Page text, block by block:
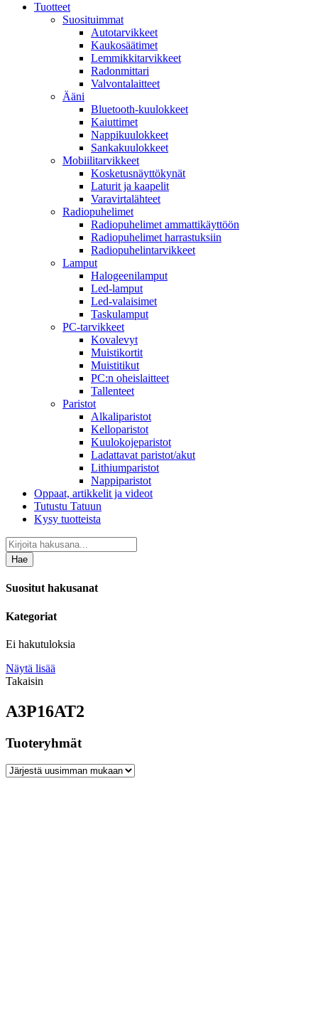
Tuotteet
Suosituimmat
Autotarvikkeet
Kaukosäätimet
Lemmikkitarvikkeet
Radonmittari
Valvontalaitteet
Ääni
Bluetooth-kuulokkeet
Kaiuttimet
Nappikuulokkeet
Sankakuulokkeet
Mobiilitarvikkeet
Kosketusnäyttökynät
Laturit ja kaapelit
Varavirtalähteet
Radiopuhelimet
Radiopuhelimet ammattikäyttöön
Radiopuhelimet harrastuksiin
Radiopuhelintarvikkeet
Lamput
Halogeenilamput
Led-lamput
Led-valaisimet
Taskulamput
PC-tarvikkeet
Kovalevyt
Muistikortit
Muistitikut
PC:n oheislaitteet
Tallenteet
Paristot
Alkaliparistot
Kelloparistot
Kuulokojeparistot
Ladattavat paristot/akut
Lithiumparistot
Nappiparistot
Oppaat, artikkelit ja videot
Tutustu Tatuun
Kysy tuotteista
Hae
Suositut hakusanat
Kategoriat
Ei hakutuloksia
Näytä lisää
Takaisin
A3P16AT2
Tuoteryhmät